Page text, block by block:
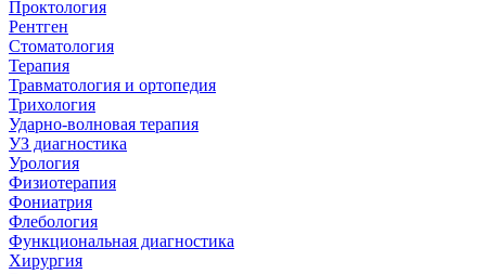
Проктология
Рентген
Стоматология
Терапия
Травматология и ортопедия
Трихология
Ударно-волновая терапия
УЗ диагностика
Урология
Физиотерапия
Фониатрия
Флебология
Функциональная диагностика
Хирургия